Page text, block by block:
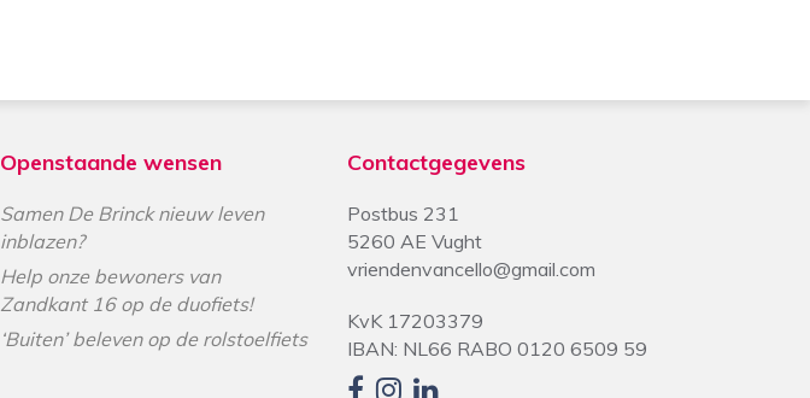
Openstaande wensen
Samen De Brinck nieuw leven
inblazen?
Help onze bewoners van
Zandkant 16 op de duofiets!
‘Buiten’ beleven op de rolstoelfiets
Contactgegevens
Postbus 231
5260 AE Vught
vriendenvancello@gmail.com
KvK 17203379
IBAN: NL66 RABO 0120 6509 59